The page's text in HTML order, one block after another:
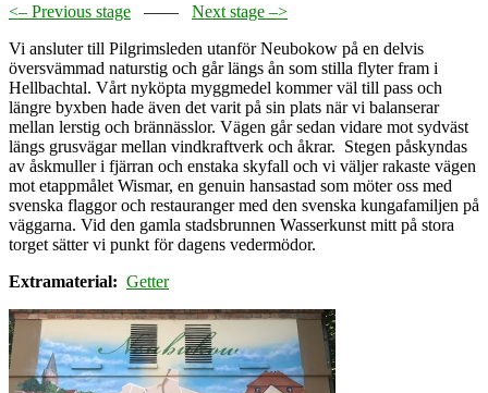
<– Previous stage —— Next stage –>
Vi ansluter till Pilgrimsleden utanför Neubokow på en delvis
översvämmad naturstig och går längs ån som stilla flyter fram i
Hellbachtal. Vårt nyköpta myggmedel kommer väl till pass och
längre byxben hade även det varit på sin plats när vi balanserar
mellan lerstig och brännässlor. Vägen går sedan vidare mot sydväst
längs grusvägar mellan vindkraftverk och åkrar. Stegen påskyndas
av åskmuller i fjärran och enstaka skyfall och vi väljer rakaste vägen
mot etappmålet Wismar, en genuin hansastad som möter oss med
svenska flaggor och restauranger med den svenska kungafamiljen på
väggarna. Vid den gamla stadsbrunnen Wasserkunst mitt på stora
torget sätter vi punkt för dagens vedermödor.
Extramaterial: Getter